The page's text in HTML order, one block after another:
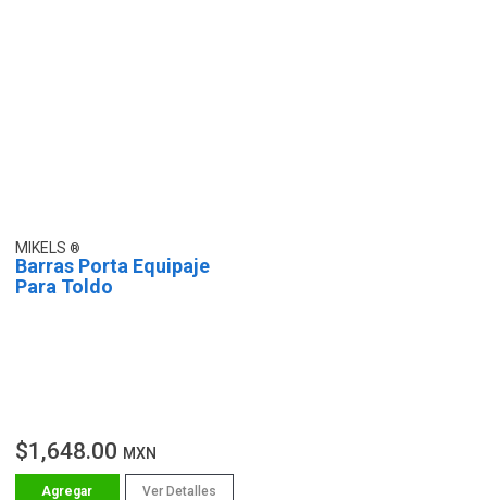
MIKELS
Barras Porta Equipaje
Para Toldo
$1,648.00 MXN
Ver Detalles